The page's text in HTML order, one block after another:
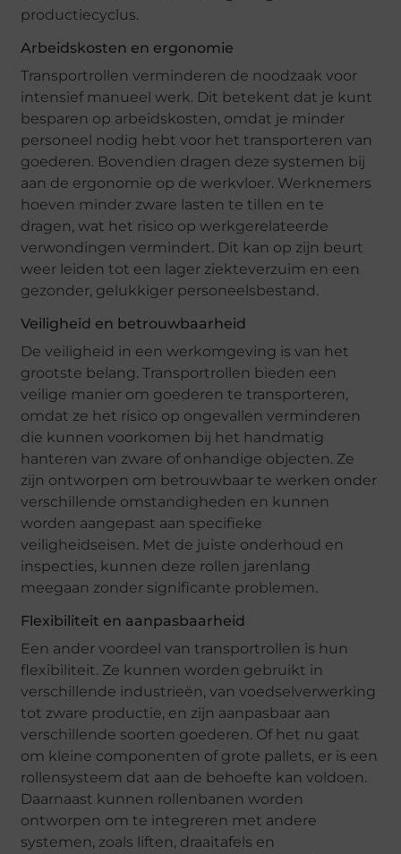
productiecyclus.
Arbeidskosten en ergonomie
Transportrollen verminderen de noodzaak voor
intensief manueel werk. Dit betekent dat je kunt
besparen op arbeidskosten, omdat je minder
personeel nodig hebt voor het transporteren van
goederen. Bovendien dragen deze systemen bij
aan de ergonomie op de werkvloer. Werknemers
hoeven minder zware lasten te tillen en te
dragen, wat het risico op werkgerelateerde
verwondingen vermindert. Dit kan op zijn beurt
weer leiden tot een lager ziekteverzuim en een
gezonder, gelukkiger personeelsbestand.
Veiligheid en betrouwbaarheid
De veiligheid in een werkomgeving is van het
grootste belang. Transportrollen bieden een
veilige manier om goederen te transporteren,
omdat ze het risico op ongevallen verminderen
die kunnen voorkomen bij het handmatig
hanteren van zware of onhandige objecten. Ze
zijn ontworpen om betrouwbaar te werken onder
verschillende omstandigheden en kunnen
worden aangepast aan specifieke
veiligheidseisen. Met de juiste onderhoud en
inspecties, kunnen deze rollen jarenlang
meegaan zonder significante problemen.
Flexibiliteit en aanpasbaarheid
Een ander voordeel van transportrollen is hun
flexibiliteit. Ze kunnen worden gebruikt in
verschillende industrieën, van voedselverwerking
tot zware productie, en zijn aanpasbaar aan
verschillende soorten goederen. Of het nu gaat
om kleine componenten of grote pallets, er is een
rollensysteem dat aan de behoefte kan voldoen.
Daarnaast kunnen rollenbanen worden
ontworpen om te integreren met andere
systemen, zoals liften, draaitafels en